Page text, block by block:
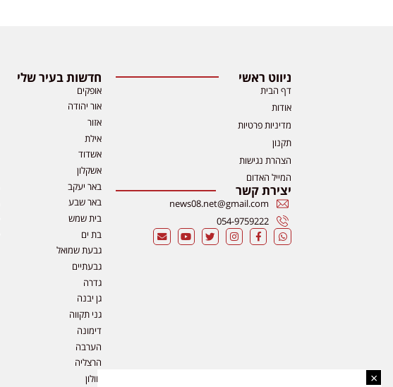
ניווט ראשי
דף הבית
אודות
מדיניות פרטיות
תקנון
הצהרת נגישות
המייל האדום
יצירת קשר
news08.net@gmail.com
054-9759222
חדשות בעיר שלי
אופקים
אור יהודה
אזור
אילת
אשדוד
אשקלון
באר יעקב
באר שבע
בית שמש
בת ים
גבעת שמואל
גבעתיים
גדרה
גן יבנה
גני תקווה
דימונה
הערבה
הרצליה
חולון
×